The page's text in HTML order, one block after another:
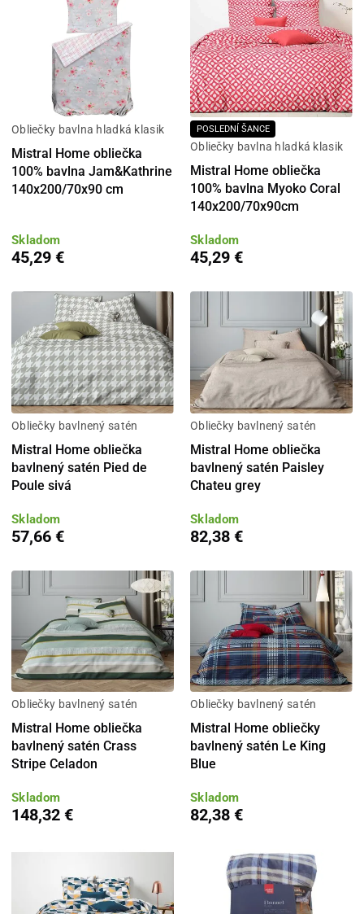
Obliečky bavlna hladká klasik
Mistral Home obliečka
100% bavlna Jam&Kathrine
140x200/70x90 cm
Skladom
45,29 €
POSLEDNÍ ŠANCE
Obliečky bavlna hladká klasik
Mistral Home obliečka
100% bavlna Myoko Coral
140x200/70x90cm
Skladom
45,29 €
Obliečky bavlnený satén
Mistral Home obliečka
bavlnený satén Pied de
Poule sivá
Skladom
57,66 €
Obliečky bavlnený satén
Mistral Home obliečka
bavlnený satén Paisley
Chateu grey
Skladom
82,38 €
Obliečky bavlnený satén
Mistral Home obliečka
bavlnený satén Crass
Stripe Celadon
Skladom
148,32 €
Obliečky bavlnený satén
Mistral Home obliečky
bavlnený satén Le King
Blue
Skladom
82,38 €